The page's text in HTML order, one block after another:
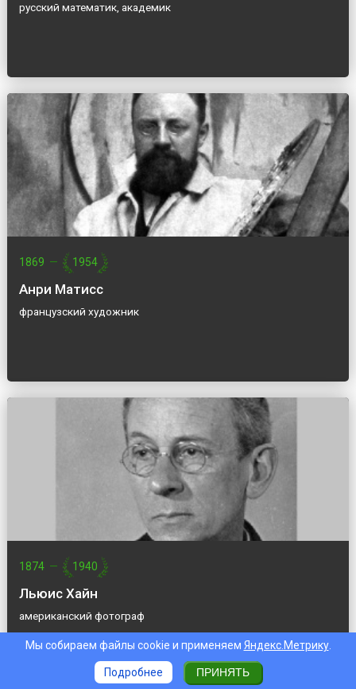
русский математик, академик
1869 — 1954
Анри Матисс
французский художник
1874 — 1940
Льюис Хайн
американский фотограф
Мы собираем файлы cookie и применяем Яндекс.Метрику.
Подробнее ПРИНЯТЬ